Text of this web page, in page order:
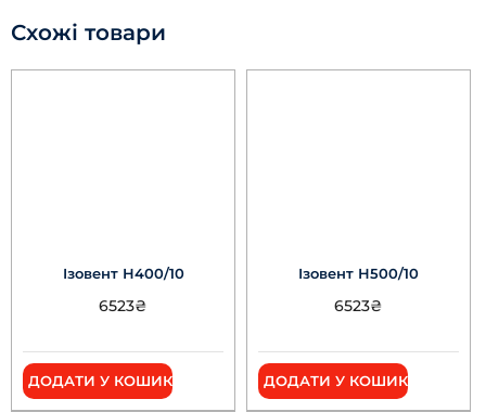
Схожі товари
Ізовент Н400/10
6523₴
ДОДАТИ У КОШИК
Ізовент Н500/10
6523₴
ДОДАТИ У КОШИК